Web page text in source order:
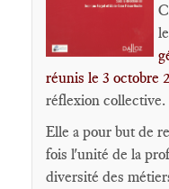
réunis le 3 octobre
réflexion collective.
Elle a pour but de
fois l'unité de la
diversité des